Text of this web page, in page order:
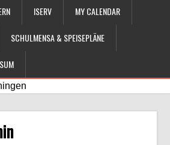
ISERV MY CALENDAR
SCHULMENSA & SPEISEPLÄNE